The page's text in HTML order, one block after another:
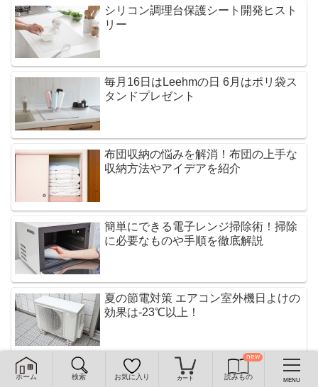
ホーム 検索 お気に入り 読みもの
カート MENU
シリコン調理台保護シート開発ヒスト
リー
毎月16日はLeehmの日 6月はポリ袋ス
タンドプレゼント
布団収納の悩みを解消！布団の上手な
収納方法やアイデアを紹介
簡単にできる電子レンジ掃除術！掃除
に必要なものや手順を徹底解説
夏の節電対策 エアコン室外機日よけの
効果は-23℃以上！
メニュー ホーム トップ サイドバー